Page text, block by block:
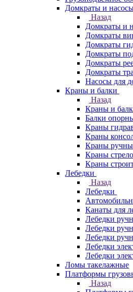
Домкраты и
Назад
Домкраты и
Домкраты
Домкраты
Домкраты
Домкраты
Домкраты
Насосы для
Краны и балки
Назад
Краны и
Балки
Краны
Краны
Краны
Краны
Краны
Лебедки
Назад
Лебедки
Канаты для
Лебедки
Лебедки
Лебедки
Лебедки
Лебедки
Ломы такелажные
Платформы
Назад